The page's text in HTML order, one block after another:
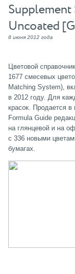
Supplement
Uncoated
8 июня 2012 года
Цветовой
1677 смесевых
Matching System),
в 2012 году. Для
красок. Продается в
Formula Guide
на глянцевой и на
с 336 новыми
бумагах.